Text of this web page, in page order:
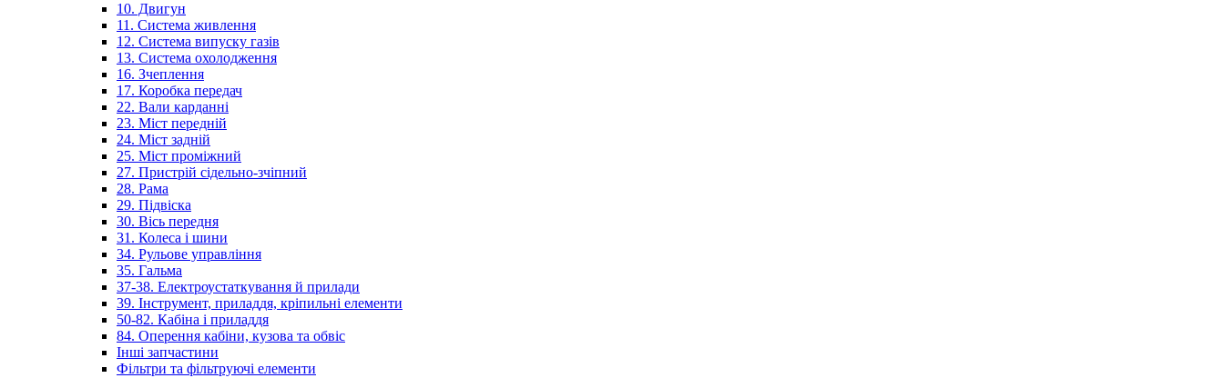
10. Двигун
11. Система живлення
12. Система випуску газів
13. Система охолодження
16. Зчеплення
17. Коробка передач
22. Вали карданні
23. Міст передній
24. Міст задній
25. Міст проміжний
27. Пристрій сідельно-зчіпний
28. Рама
29. Підвіска
30. Вісь передня
31. Колеса і шини
34. Рульове управління
35. Гальма
37-38. Електроустаткування й прилади
39. Інструмент, приладдя, кріпильні елементи
50-82. Кабіна і приладдя
84. Оперення кабіни, кузова та обвіс
Інші запчастини
Фільтри та фільтруючі елементи